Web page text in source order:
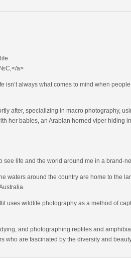
a>
always what comes to mind when
after, specializing in macro photography,
her babies, an Arabian horned viper hiding
see life and the world around me in a brand-
waters around the country are home to the
uses wildlife photography as a method of
and photographing reptiles and
who are fascinated by the diversity and